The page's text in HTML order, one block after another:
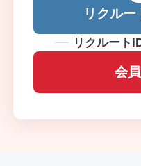
リクル
リクルート
会